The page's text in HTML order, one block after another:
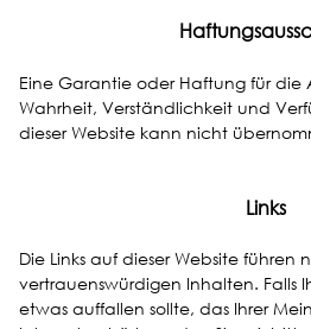
Eine Garantie oder Haftung für die
Wahrheit, Verständlichkeit und
dieser Website kann nicht
Links
Die Links auf dieser Website führen
vertrauenswürdigen Inhalten. Falls
etwas auffallen sollte, das Ihrer